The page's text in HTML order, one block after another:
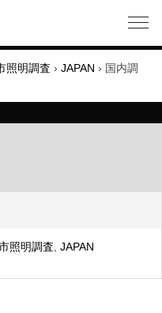
照明調査 › JAPAN › 国内調
照明調査, JAPAN